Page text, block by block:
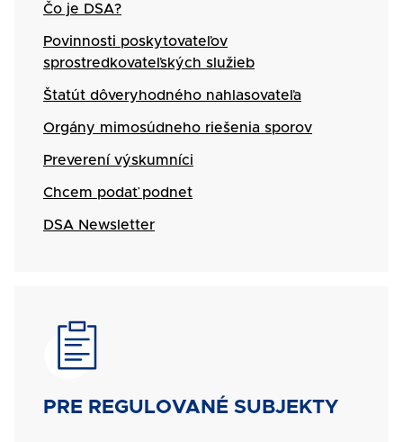
Čo je DSA?
Povinnosti poskytovateľov
sprostredkovateľských služieb
Štatút dôveryhodného nahlasovateľa
Orgány mimosúdneho riešenia sporov
Preverení výskumníci
Chcem podať podnet
DSA Newsletter
SVG
Názov
PRE REGULOVANÉ SUBJEKTY
11.
8.
2026